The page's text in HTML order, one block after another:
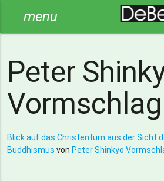
menu
Peter
Vormschlag
Blick auf das Christentum aus der Sicht
Buddhismus von Peter Shinkyo